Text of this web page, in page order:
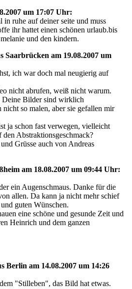
um 17:07 Uhr:
ruhe auf deiner seite und muss
ihr hattet einen schönen urlaub.bis
und den kindern.
Saarbrücken am 19.08.2007 um
ich war doch mal neugierig auf
nicht abrufen, weiß nicht warum.
Bilder sind wirklich
so malen, aber sie gefallen mir
ja schon fast verwegen, vielleicht
Abstraktionsgeschmack?
Grüsse auch von Andreas
am 18.08.2007 um 09:44 Uhr:
ein Augenschmaus. Danke für die
allen. Da kann ja nicht mehr schief
guten Wünschen.
eine schöne und gesunde Zeit und
Heinrich und dem ganzen
Berlin am 14.08.2007 um 14:26
"Stilleben", das Bild hat etwas.